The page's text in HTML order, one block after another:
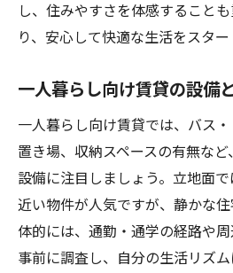
し、住みやすさを体感すること
り、安心して快適な生活をスター
一人暮らし向け賃貸の設備
一人暮らし向け賃貸では、バス
置き場、収納スペースの有無な
設備に注目しましょう。立地面
近い物件が人気ですが、静かな
体的には、通勤・通学の経路や
事前に調査し、自分の生活リズ